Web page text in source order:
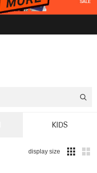
KIDS
display size